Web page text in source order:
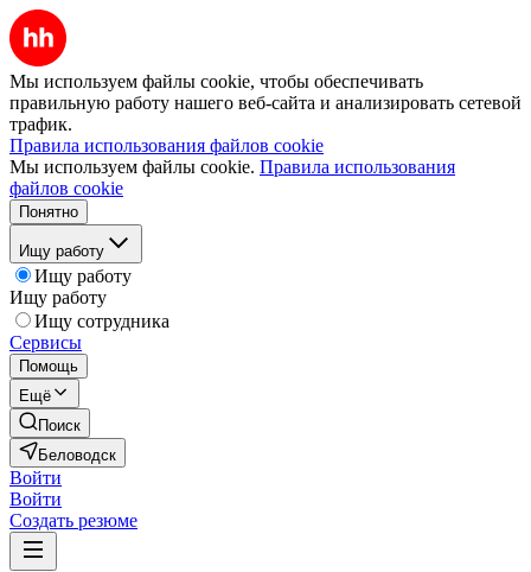
Мы используем файлы cookie, чтобы обеспечивать
правильную работу нашего веб-сайта и анализировать сетевой
трафик.
Правила использования файлов cookie
Мы используем файлы cookie. Правила использования
файлов cookie
Понятно
Ищу работу
Ищу работу
Ищу работу
Ищу сотрудника
Сервисы
Помощь
Ещё
Поиск
Беловодск
Войти
Войти
Создать резюме